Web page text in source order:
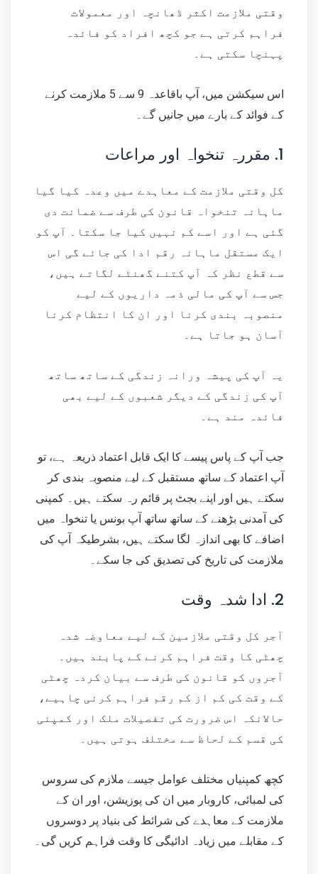
وقتی ملازمت اکثر ڈھانچہ اور معمولات
فراہم کرتی ہے جو کچھ افراد کو فائدہ
پہنچا سکتی ہے۔
اس سیکشن میں، آپ باقاعدہ 9 سے 5 ملازمت کرنے
کے فوائد کے بارے میں جانیں گے۔
1. مقررہ تنخواہ اور مراعات
کل وقتی ملازمت کے معاہدے میں وعدہ کیا گیا
ماہانہ تنخواہ قانون کی طرف سے ضمانت دی
گئی ہے اور اسے کم نہیں کیا جا سکتا۔ آپ کو
ایک مستقل ماہانہ رقم ادا کی جائے گی اس
سے قطع نظر کہ آپ کتنے گھنٹے لگاتے ہیں،
جس سے آپ کی مالی ذمہ داریوں کے لیے
منصوبہ بندی کرنا اور ان کا انتظام کرنا
آسان ہو جاتا ہے۔
یہ آپ کی پیشہ ورانہ زندگی کے ساتھ ساتھ
آپ کی زندگی کے دیگر شعبوں کے لیے بھی
فائدہ مند ہے۔
جب آپ کے پاس پیسے کا ایک قابل اعتماد ذریعہ ہے، تو
آپ اعتماد کے ساتھ مستقبل کے لیے منصوبہ بندی کر
سکتے ہیں اور اپنے بجٹ پر قائم رہ سکتے ہیں۔ کمپنی
کی آمدنی بڑھنے کے ساتھ ساتھ آپ بونس یا تنخواہ میں
اضافے کا بھی اندازہ لگا سکتے ہیں، بشرطیکہ آپ کی
ملازمت کی تاریخ کی تصدیق کی جا سکے۔
2. ادا شدہ وقت
آجر کل وقتی ملازمین کے لیے معاوضہ شدہ
چھٹی کا وقت فراہم کرنے کے پابند ہیں۔
آجروں کو قانون کی طرف سے بیان کردہ چھٹی
کے وقت کی کم از کم رقم فراہم کرنی چاہیے،
حالانکہ اس ضرورت کی تفصیلات ملک اور کمپنی
کی قسم کے لحاظ سے مختلف ہوتی ہیں۔
کچھ کمپنیاں مختلف عوامل جیسے ملازم کی سروس
کی لمبائی، کاروبار میں ان کی پوزیشن، اور ان کے
ملازمت کے معاہدے کی شرائط کی بنیاد پر دوسروں
کے مقابلے میں زیادہ ادائیگی کا وقت فراہم کریں گی۔